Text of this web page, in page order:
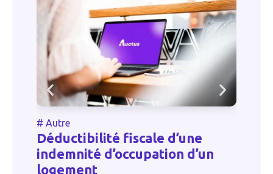
# Autre
Déductibilité fiscale d’une
indemnité d’occupation d’un
logement